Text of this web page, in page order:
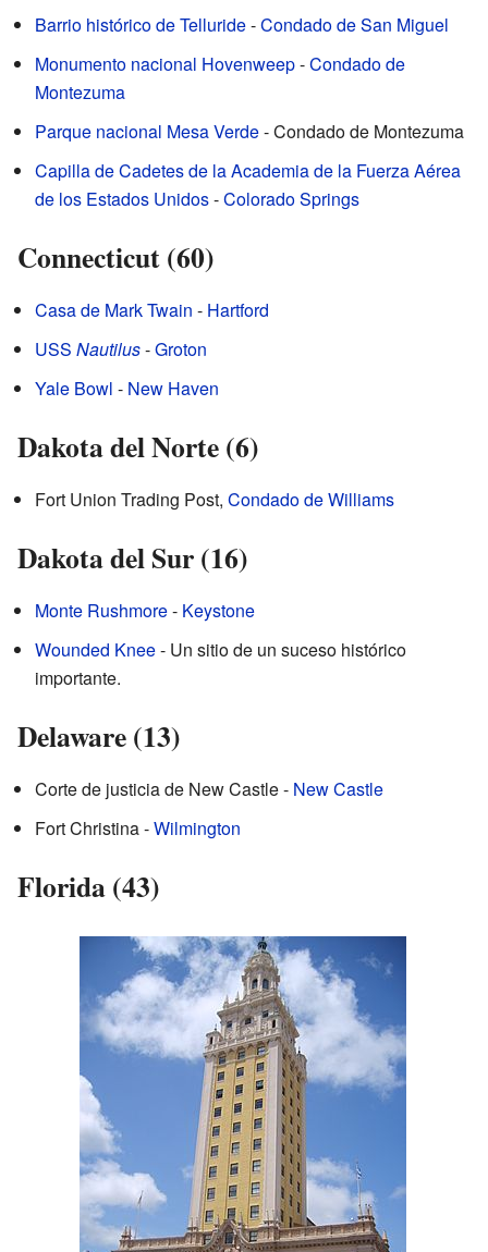
Barrio histórico de Telluride-Condado de San Miguel
Monumento nacional Hovenweep-Condado de
Montezuma
Parque nacional Mesa Verde- Condado de Montezuma
Capilla de Cadetes de la Academia de la Fuerza Aérea
de los Estados Unidos-Colorado Springs
Connecticut (60)
Casa de Mark Twain - Hartford
USS Nautilus-Groton
Yale Bowl - New Haven
Dakota del Norte (6)
Fort Union Trading Post, Condado de Williams
Dakota del Sur (16)
Monte Rushmore- Keystone
Wounded Knee- Un sitio de un suceso histórico
importante.
Delaware (13)
Corte de justicia de New Castle - New Castle
Fort Christina -Wilmington
Florida (43)